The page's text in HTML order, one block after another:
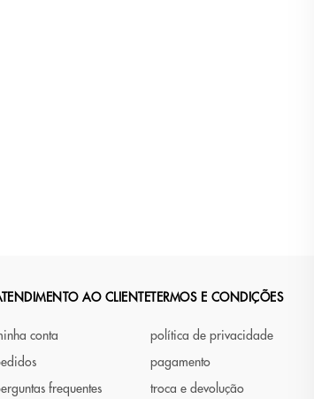
AO CLIENTE
conta
frequentes
TERMOS E CONDIÇÕES
política de privacidade
pagamento
troca e devolução